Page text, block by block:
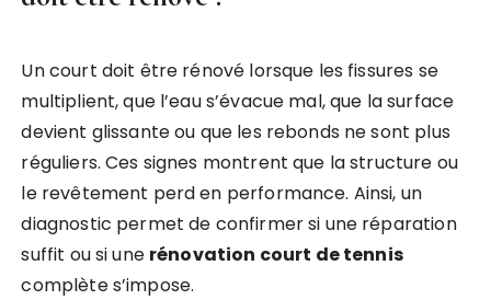
Un court doit être rénové lorsque les fissures se
multiplient, que l’eau s’évacue mal, que la surface
devient glissante ou que les rebonds ne sont plus
réguliers. Ces signes montrent que la structure ou
le revêtement perd en performance. Ainsi, un
diagnostic permet de confirmer si une réparation
suffit ou si une rénovation court de tennis
complète s’impose.